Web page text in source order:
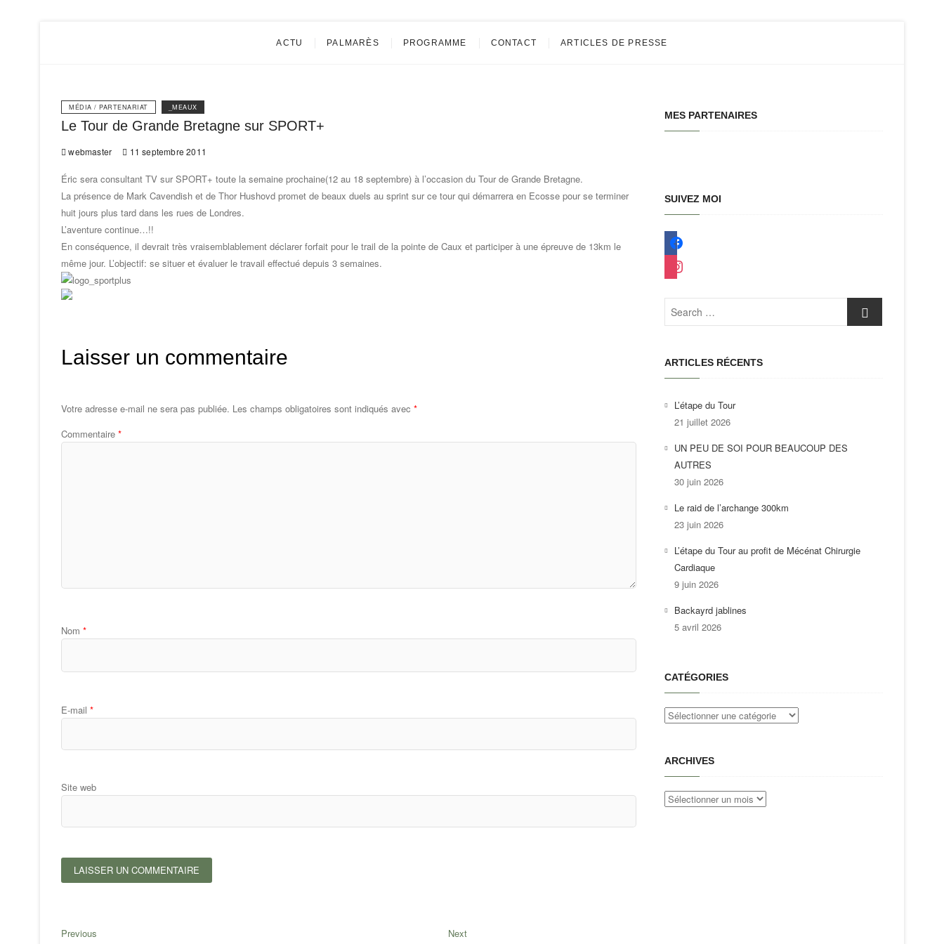
Eric Leblacher
ACTU PALMARÈS PROGRAMME CONTACT ARTICLES DE PRESSE
MÉDIA / PARTENARIAT _MEAUX
Le Tour de Grande Bretagne sur SPORT+
webmaster 11 septembre 2011
Éric sera consultant TV sur SPORT+ toute la semaine prochaine(12 au 18 septembre) à l’occasion du Tour de Grande Bretagne.
La présence de Mark Cavendish et de Thor Hushovd promet de beaux duels au sprint sur ce tour qui démarrera en Ecosse pour se terminer
huit jours plus tard dans les rues de Londres.
L’aventure continue…!!
En conséquence, il devrait très vraisemblablement déclarer forfait pour le trail de la pointe de Caux et participer à une épreuve de 13km le
même jour. L’objectif: se situer et évaluer le travail effectué depuis 3 semaines.
Laisser un commentaire
Votre adresse e-mail ne sera pas publiée. Les champs obligatoires sont indiqués avec *
Commentaire *
Nom *
E-mail *
Site web
Navigation
Previous NextNext
MES PARTENAIRES
SUIVEZ MOI
facebook
instagram
Search
ARTICLES RÉCENTS
L’étape du Tour
21 juillet 2026
UN PEU DE SOI POUR BEAUCOUP DES
AUTRES
30 juin 2026
Le raid de l’archange 300km
23 juin 2026
L’étape du Tour au profit de Mécénat Chirurgie
Cardiaque
9 juin 2026
Backayrd jablines
5 avril 2026
CATÉGORIES
Catégories
ARCHIVES
Archives